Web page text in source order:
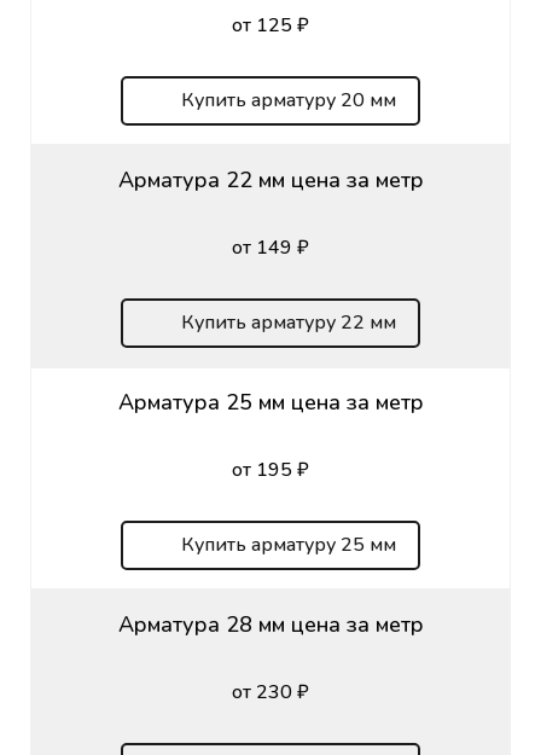
от 125 ₽
Купить арматуру 20 мм
Арматура 22 мм цена за метр
от 149 ₽
Купить арматуру 22 мм
Арматура 25 мм цена за метр
от 195 ₽
Купить арматуру 25 мм
Арматура 28 мм цена за метр
от 230 ₽